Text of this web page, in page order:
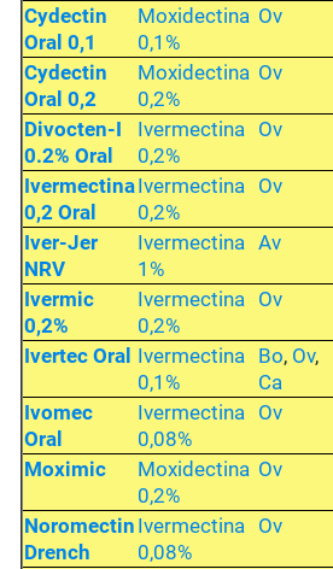
Cydectin
Oral 0,1
Moxidectina
0,1%
Ov
Cydectin
Oral 0,2
Moxidectina
0,2%
Ov
Divocten-I
0.2% Oral
Ivermectina
0,2%
Ov
Ivermectina
0,2 Oral
Ivermectina
0,2%
Ov
Iver-Jer
NRV
Ivermectina
1%
Av
Ivermic
0,2%
Ivermectina
0,2%
Ov
Ivertec Oral Ivermectina
0,1%
Bo, Ov,
Ca
Ivomec
Oral
Ivermectina
0,08%
Ov
Moximic
Moxidectina
0,2%
Ov
Noromectin
Drench
Ivermectina
0,08%
Ov